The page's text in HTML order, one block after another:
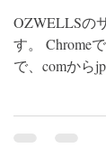
OZWELLSの
す。 Chrome
で、comから